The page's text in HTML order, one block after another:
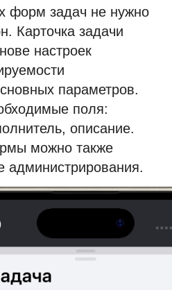
форм задач не нужно
Карточка задачи
настроек
параметров.
поля:
описание.
можно также
администрирования.